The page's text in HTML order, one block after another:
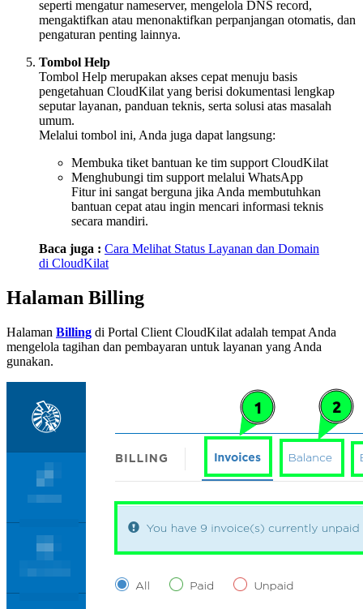
seperti mengatur nameserver, mengelola DNS record,
mengaktifkan atau menonaktifkan perpanjangan otomatis, dan
pengaturan penting lainnya.
Tombol Help
Tombol Help merupakan akses cepat menuju basis
pengetahuan CloudKilat yang berisi dokumentasi lengkap
seputar layanan, panduan teknis, serta solusi atas masalah
umum.
Melalui tombol ini, Anda juga dapat langsung:
Membuka tiket bantuan ke tim support CloudKilat
Menghubungi tim support melalui WhatsApp
Fitur ini sangat berguna jika Anda membutuhkan
bantuan cepat atau ingin mencari informasi teknis
secara mandiri.
Baca juga : Cara Melihat Status Layanan dan Domain
di CloudKilat
Halaman Billing
Halaman Billing di Portal Client CloudKilat adalah tempat Anda
mengelola tagihan dan pembayaran untuk layanan yang Anda
gunakan.